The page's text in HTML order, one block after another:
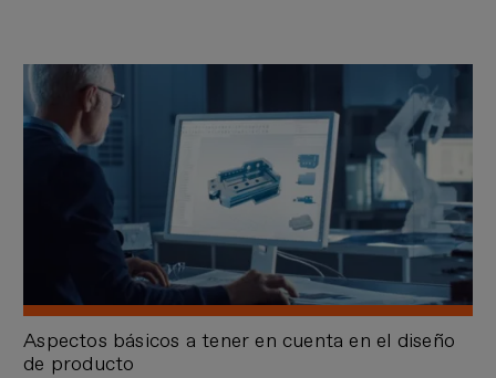
Aspectos básicos a tener en cuenta en el diseño
de producto